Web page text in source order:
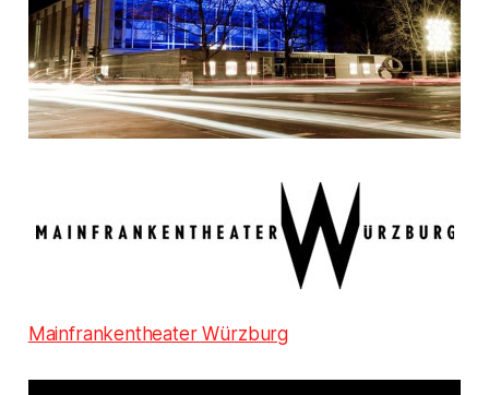
Mainfrankentheater Würzburg